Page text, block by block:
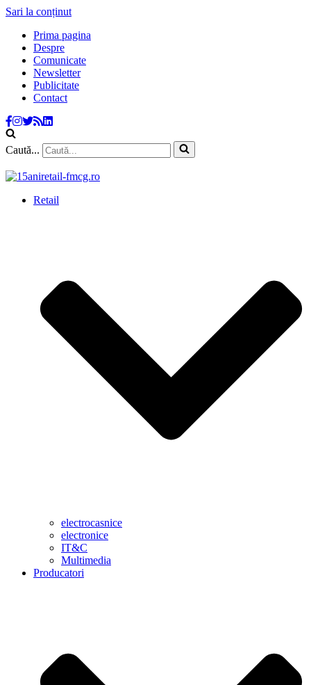
Sari la conținut
Prima pagina
Despre
Comunicate
Newsletter
Publicitate
Contact
Caută...
Retail
electrocasnice
electronice
IT&C
Multimedia
Producatori